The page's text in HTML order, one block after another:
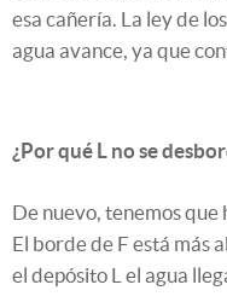
esa cañería. La ley de
agua avance, ya que
¿Por qué L no se
De nuevo, tenemos que
El borde de F está más
el depósito L el agua